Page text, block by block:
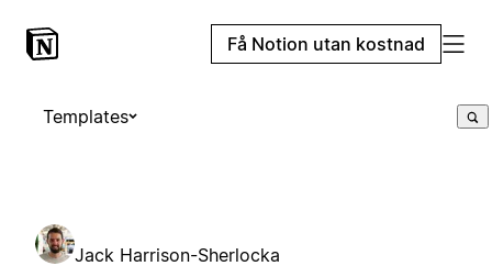
Få Notion utan kostnad
Templates
Jack Harrison-Sherlocka